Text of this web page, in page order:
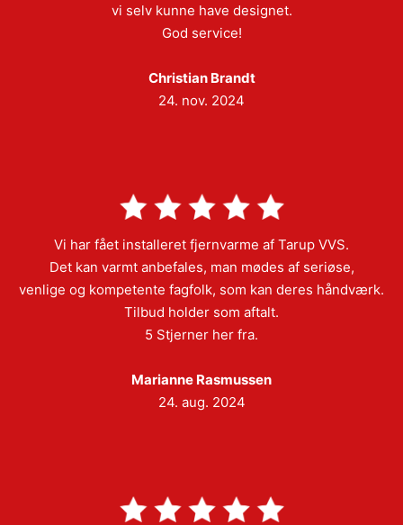
vi selv kunne have designet.
God service!
Christian Brandt
24. nov. 2024
Vi har fået installeret fjernvarme af Tarup VVS.
Det kan varmt anbefales, man mødes af seriøse,
venlige og kompetente fagfolk, som kan deres håndværk.
Tilbud holder som aftalt.
5 Stjerner her fra.
Marianne Rasmussen
24. aug. 2024